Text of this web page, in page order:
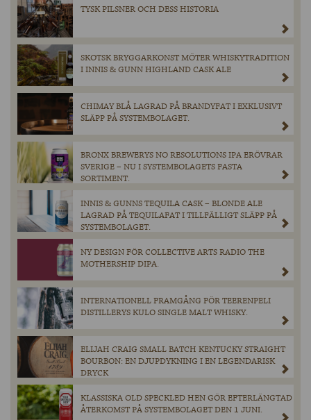
TYSK PILSNER OCH DESS HISTORIA
SKOTSK BRYGGARKONST MÖTER WHISKYTRADITION
I INNIS & GUNN HIGHLAND CASK ALE
CHIMAY BLÅ LAGRAD PÅ BRANDYFAT I EXKLUSIVT
SLÄPP PÅ SYSTEMBOLAGET.
BRONX BREWERYS NO RESOLUTIONS IPA ERÖVRAR
SVERIGE – NU I SYSTEMBOLAGETS FASTA
SORTIMENT.
INNIS & GUNNS TEQUILA CASK – BLONDE ALE
LAGRAD PÅ TEQUILAFAT I TILLFÄLLIGT SLÄPP PÅ
SYSTEMBOLAGET.
NY DESIGN FÖR COLLECTIVE ARTS RADIO THE
MOTHERSHIP DIPA.
INTERNATIONELL FRAMGÅNG FÖR TEERENPELI
DISTILLERYS KULO SINGLE MALT WHISKY.
ELIJAH CRAIG SMALL BATCH KENTUCKY STRAIGHT
BOURBON: EN DJUPDYKNING I EN LEGENDARISK
DRYCK
KLASSISKA OLD SPECKLED HEN GÖR EFTERLÄNGTAD
ÅTERKOMST PÅ SYSTEMBOLAGET DEN 1 JUNI.